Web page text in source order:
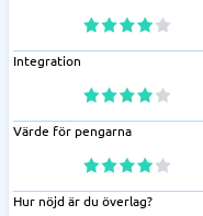
Integration
Värde för pengarna
Hur nöjd är du överlag?